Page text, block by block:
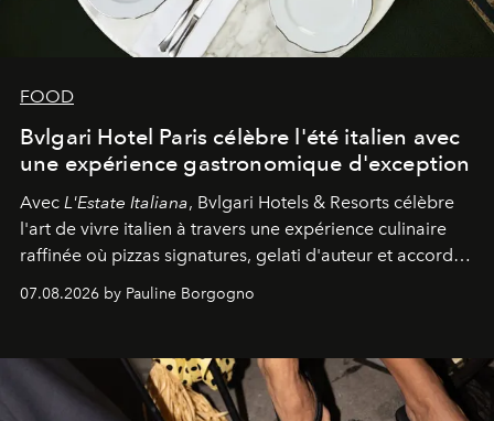
FOOD
Bvlgari Hotel Paris célèbre l'été italien avec
une expérience gastronomique d'exception
Avec L'Estate Italiana, Bvlgari Hotels & Resorts célèbre
l'art de vivre italien à travers une expérience culinaire
raffinée où pizzas signatures, gelati d'auteur et accords
d'exception composent un véritable voyage sensoriel.
07.08.2026 by Pauline Borgogno